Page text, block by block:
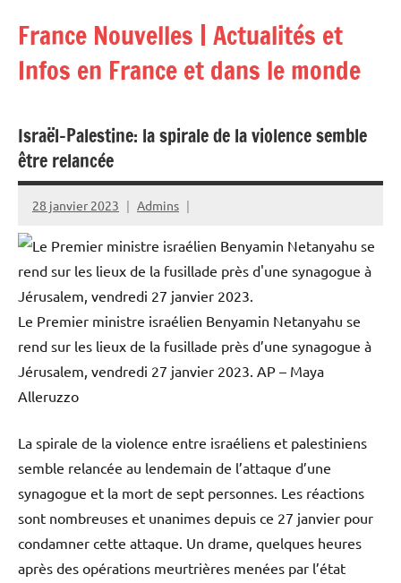
contenu
France Nouvelles | Actualités et
Infos en France et dans le monde
Israël-Palestine: la spirale de la violence semble
être relancée
28 janvier 2023 Admins
Le Premier ministre israélien Benyamin Netanyahu se
rend sur les lieux de la fusillade près d’une synagogue à
Jérusalem, vendredi 27 janvier 2023. AP – Maya
Alleruzzo
La spirale de la violence entre israéliens et palestiniens
semble relancée au lendemain de l’attaque d’une
synagogue et la mort de sept personnes. Les réactions
sont nombreuses et unanimes depuis ce 27 janvier pour
condamner cette attaque. Un drame, quelques heures
après des opérations meurtrières menées par l’état